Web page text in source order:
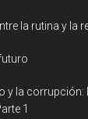
la rutina y la
y la corrupción:
1